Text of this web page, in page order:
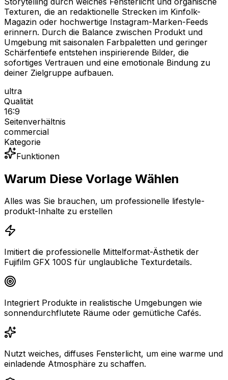
Texturen, die an redaktionelle Strecken im Kinfolk-
Magazin oder hochwertige Instagram-Marken-Feeds
erinnern. Durch die Balance zwischen Produkt und
Umgebung mit saisonalen Farbpaletten und geringer
Schärfentiefe entstehen inspirierende Bilder, die
sofortiges Vertrauen und eine emotionale Bindung zu
deiner Zielgruppe aufbauen.
ultra
Qualität
16:9
Seitenverhältnis
commercial
Kategorie
Funktionen
Warum Diese Vorlage Wählen
Alles was Sie brauchen, um professionelle lifestyle-
produkt-Inhalte zu erstellen
Imitiert die professionelle Mittelformat-Ästhetik der
Fujifilm GFX 100S für unglaubliche Texturdetails.
Integriert Produkte in realistische Umgebungen wie
sonnendurchflutete Räume oder gemütliche Cafés.
Nutzt weiches, diffuses Fensterlicht, um eine warme und
einladende Atmosphäre zu schaffen.